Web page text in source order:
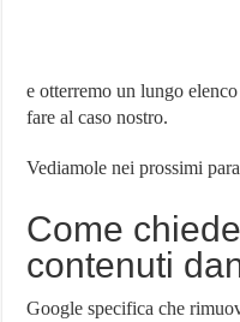
e otterremo un lungo
fare al caso nostro.
Vediamole nei prossimi
Come
contenuti
Google specifica che